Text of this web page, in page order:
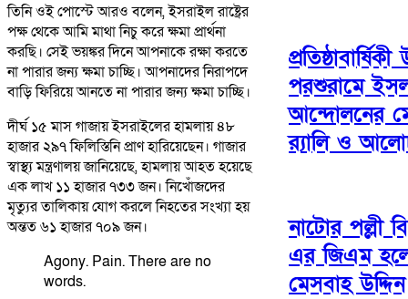
তিনি ওই পোস্টে আরও বলেন, ইসরাইল রাষ্ট্রের
পক্ষ থেকে আমি মাথা নিচু করে ক্ষমা প্রার্থনা
করছি। সেই ভয়ঙ্কর দিনে আপনাকে রক্ষা করতে
না পারার জন্য ক্ষমা চাচ্ছি। আপনাদের নিরাপদে
বাড়ি ফিরিয়ে আনতে না পারার জন্য ক্ষমা চাচ্ছি।
দীর্ঘ ১৫ মাস গাজায় ইসরাইলের হামলায় ৪৮
হাজার ২৯৭ ফিলিস্তিনি প্রাণ হারিয়েছেন। গাজার
স্বাস্থ্য মন্ত্রণালয় জানিয়েছে, হামলায় আহত হয়েছে
এক লাখ ১১ হাজার ৭৩৩ জন। নিখোঁজদের
মৃত্যুর তালিকায় যোগ করলে নিহতের সংখ্যা হয়
অন্তত ৬১ হাজার ৭০৯ জন।
Agony. Pain. There are no
words.
পরশুরামে
আন্দোলনের
র‌্যালি ও
নাটোর পল্লী
এর জিএম
মেসবাহ উদ্দিন